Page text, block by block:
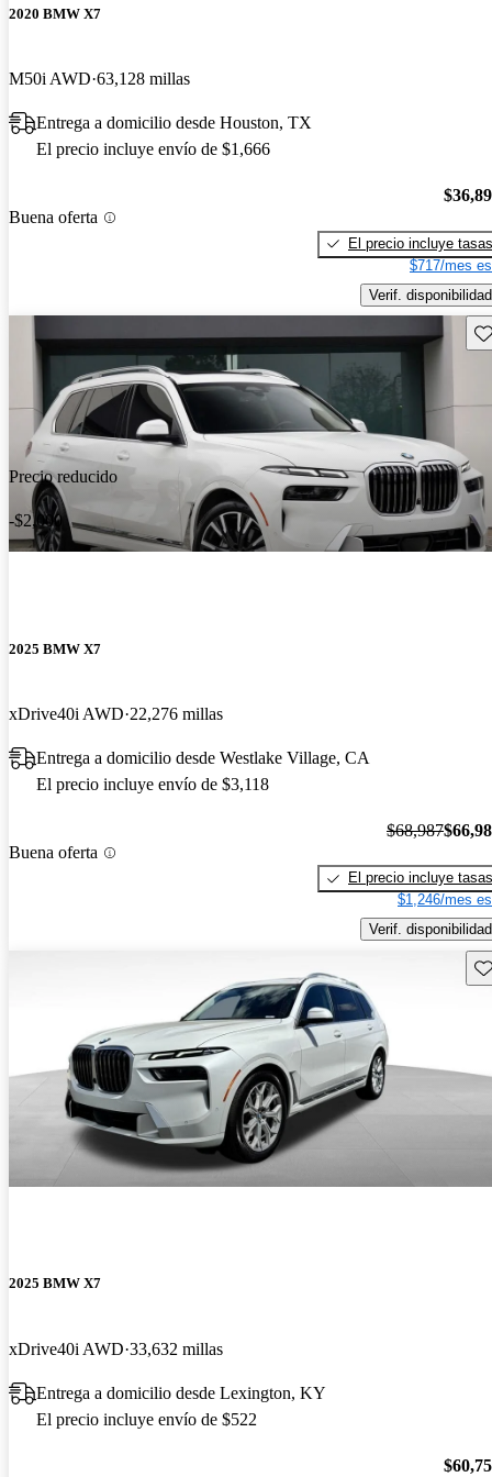
2020 BMW X7
M50i AWD 63,128 millas
Entrega a domicilio desde Houston, TX
El precio incluye envío de $1,666
Buena oferta
El precio incluye tasas
$717/mes
Verif. disponibilidad
Precio reducido
-$2,000
2025 BMW X7
xDrive40i AWD 22,276 millas
Entrega a domicilio desde Westlake Village, CA
El precio incluye envío de $3,118
Buena oferta
$68,987
El precio incluye tasas
$1,246/mes
Verif. disponibilidad
2025 BMW X7
xDrive40i AWD 33,632 millas
Entrega a domicilio desde Lexington, KY
El precio incluye envío de $522